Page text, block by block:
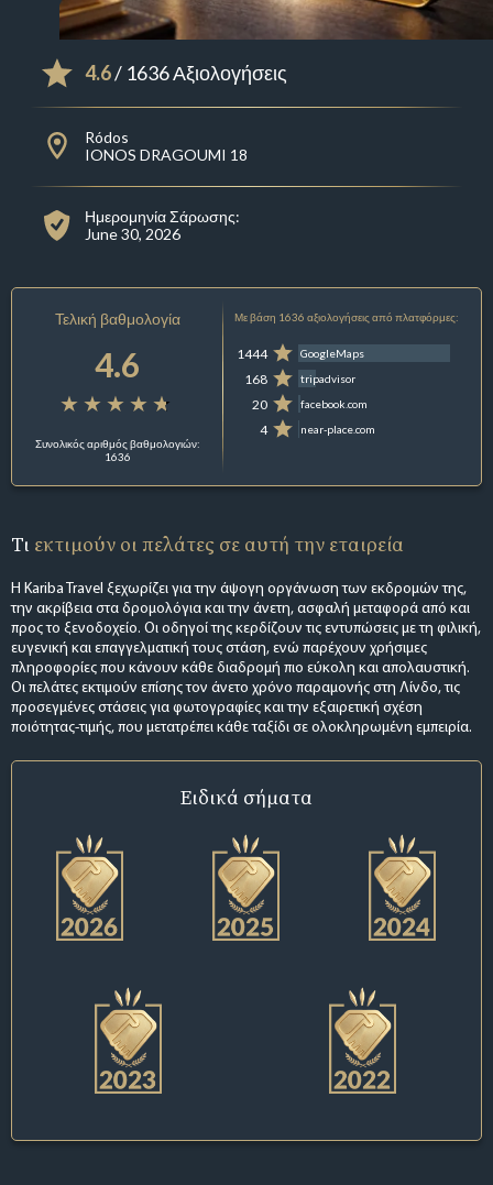
4.6/ 1636 Αξιολογήσεις
Ródos
IONOS DRAGOUMI 18
Ημερομηνία Σάρωσης:
June 30, 2026
Τελική βαθμολογία
4.6
Συνολικός αριθμός βαθμολογιών:
1636
Με βάση 1636 αξιολογήσεις από πλατφόρμες:
1444 GoogleMaps
168 tripadvisor
20 facebook.com
4 near-place.com
Τι εκτιμούν οι πελάτες σε αυτή την εταιρεία
Η Kariba Travel ξεχωρίζει για την άψογη οργάνωση των εκδρομών της,
την ακρίβεια στα δρομολόγια και την άνετη, ασφαλή μεταφορά από και
προς το ξενοδοχείο. Οι οδηγοί της κερδίζουν τις εντυπώσεις με τη φιλική,
ευγενική και επαγγελματική τους στάση, ενώ παρέχουν χρήσιμες
πληροφορίες που κάνουν κάθε διαδρομή πιο εύκολη και απολαυστική.
Οι πελάτες εκτιμούν επίσης τον άνετο χρόνο παραμονής στη Λίνδο, τις
προσεγμένες στάσεις για φωτογραφίες και την εξαιρετική σχέση
ποιότητας-τιμής, που μετατρέπει κάθε ταξίδι σε ολοκληρωμένη εμπειρία.
Ειδικά σήματα